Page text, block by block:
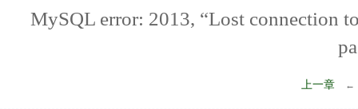
MySQL error: 2013, “Lost connection
上一章 ←